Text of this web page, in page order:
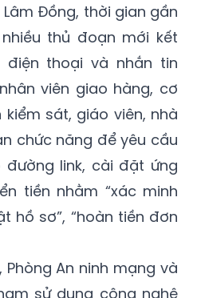
Đồng, thời gian gần
thủ đoạn mới kết
thoại và nhắn tin
viên giao hàng, cơ
kiểm sát, giáo viên, nhà
chức năng để yêu cầu
link, cài đặt ứng
tiền nhằm “xác minh
hồ sơ”, “hoàn tiền đơn
An ninh mạng và
sử dụng công nghệ